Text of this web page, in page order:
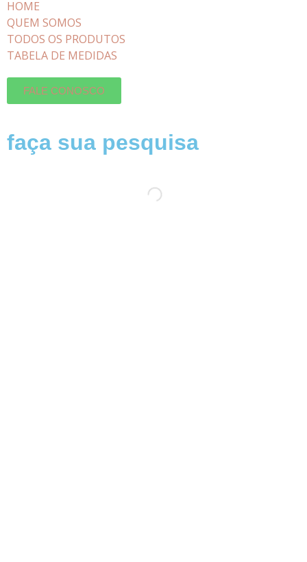
HOME
QUEM SOMOS
TODOS OS PRODUTOS
TABELA DE MEDIDAS
FALE CONOSCO
faça sua pesquisa